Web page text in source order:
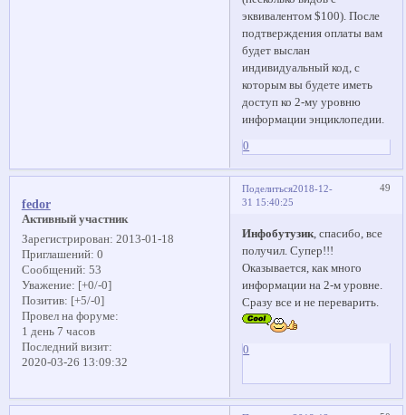
эквивалентом $100). После
подтверждения оплаты вам
будет выслан
индивидуальный код, с
которым вы будете иметь
доступ ко 2-му уровню
информации энциклопедии.
0
Поделиться 49
2018-12-
31 15:40:25
fedor
Активный участник
Зарегистрирован: 2013-01-18
Приглашений: 0
Сообщений: 53
Уважение: [+0/-0]
Позитив: [+5/-0]
Провел на форуме:
1 день 7 часов
Последний визит:
2020-03-26 13:09:32
Инфобутузик, спасибо, все
получил. Супер!!!
Оказывается, как много
информации на 2-м уровне.
Сразу все и не переварить.
0